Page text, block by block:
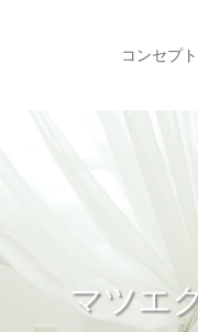
コンセプト
マツエ